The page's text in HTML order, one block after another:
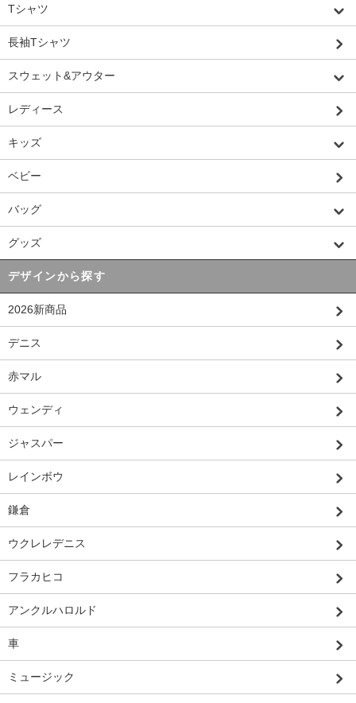
Tシャツ
長袖Tシャツ
スウェット&アウター
レディース
キッズ
ベビー
バッグ
グッズ
デザインから探す
2026新商品
デニス
赤マル
ウェンディ
ジャスパー
レインボウ
鎌倉
ウクレレデニス
フラカヒコ
アンクルハロルド
車
ミュージック